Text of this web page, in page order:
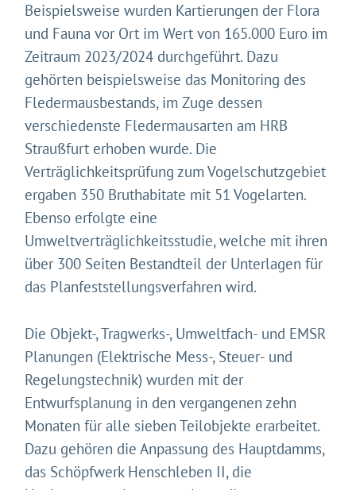
Beispielsweise wurden Kartierungen der Flora
und Fauna vor Ort im Wert von 165.000 Euro im
Zeitraum 2023/2024 durchgeführt. Dazu
gehörten beispielsweise das Monitoring des
Fledermausbestands, im Zuge dessen
verschiedenste Fledermausarten am HRB
Straußfurt erhoben wurde. Die
Verträglichkeitsprüfung zum Vogelschutzgebiet
ergaben 350 Bruthabitate mit 51 Vogelarten.
Ebenso erfolgte eine
Umweltverträglichkeitsstudie, welche mit ihren
über 300 Seiten Bestandteil der Unterlagen für
das Planfeststellungsverfahren wird.
Die Objekt-, Tragwerks-, Umweltfach- und EMSR
Planungen (Elektrische Mess-, Steuer- und
Regelungstechnik) wurden mit der
Entwurfsplanung in den vergangenen zehn
Monaten für alle sieben Teilobjekte erarbeitet.
Dazu gehören die Anpassung des Hauptdamms,
das Schöpfwerk Henschleben II, die